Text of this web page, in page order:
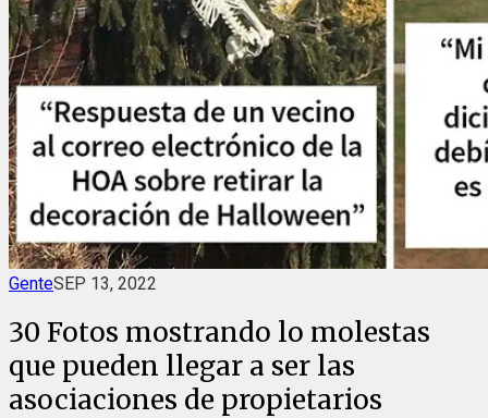
GenteSEP 13, 2022
30 Fotos mostrando lo molestas
que pueden llegar a ser las
asociaciones de propietarios